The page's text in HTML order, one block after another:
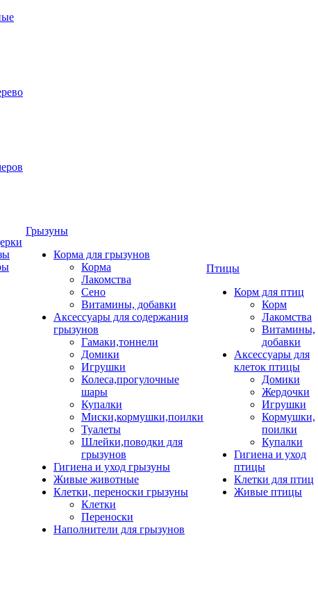
Грызуны
Корма для грызунов
Корма
Лакомства
Сено
Витамины, добавки
Аксессуары для содержания
грызунов
Гамаки,тоннели
Домики
Игрушки
Колеса,прогулочные
шары
Купалки
Миски,кормушки,поилки
Туалеты
Шлейки,поводки для
грызунов
Гигиена и уход грызуны
Живые животные
Клетки, переноски грызуны
Клетки
Переноски
Наполнители для грызунов
Птицы
Корм для птиц
Корм
Лакомства
Витамины,
добавки
Аксессуары для
клеток птицы
Домики
Жердочки
Игрушки
Кормушки,
поилки
Купалки
Гигиена и уход
птицы
Клетки для птиц
Живые птицы